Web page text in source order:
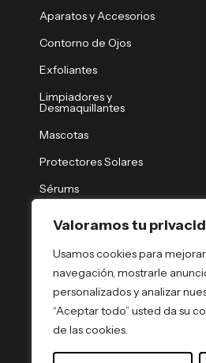
Valoramos tu
Usamos cookies para
navegación, mostrarle
personalizados y analizar
“Aceptar todo” usted da su
de las cookies.
Aparatos y Accesorios
Contorno de Ojos
Exfoliantes
Limpiadores y
Desmaquillantes
Mascotas
Protectores Solares
Sérums